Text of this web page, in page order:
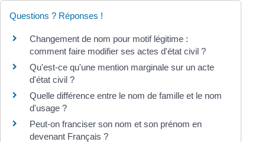
Questions ? Réponses !
Changement de nom pour motif légitime :
comment faire modifier ses actes d'état civil ?
Qu'est-ce qu'une mention marginale sur un acte
d'état civil ?
Quelle différence entre le nom de famille et le nom
d'usage ?
Peut-on franciser son nom et son prénom en
devenant Français ?